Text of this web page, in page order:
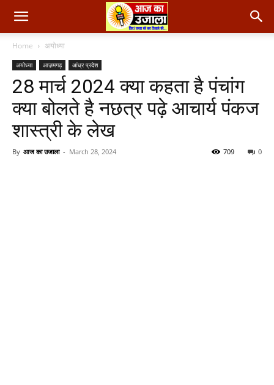
Home अयोध्या
अयोध्या आज़मगढ़ आंध्र प्रदेश
28 मार्च 2024 क्या कहता है पंचांग
क्या बोलते है नछत्र पढ़े आचार्य पंकज
शास्त्री के लेख
By आज का उजाला - March 28, 2024 0
709